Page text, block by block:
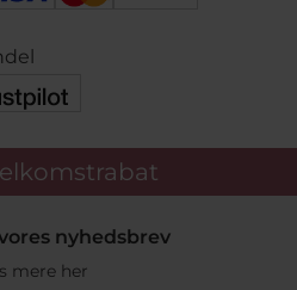
nyhedsbrev
mere her